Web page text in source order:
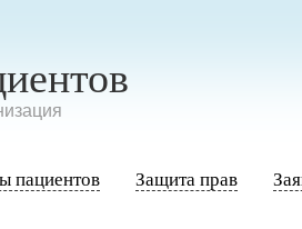
пациентов Защита прав